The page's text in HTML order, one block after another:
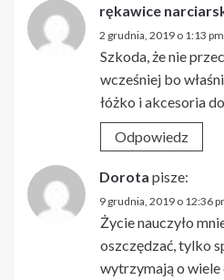
rękawice
2 grudnia, 2019 o 1:13 pm
Szkoda, że nie
wcześniej bo
łóżko i akcesoria
Odpowiedz
Dorota pisze:
9 grudnia, 2019 o 12:36
Życie nauczyło
oszczędzać, tylko
wytrzymają o wiele